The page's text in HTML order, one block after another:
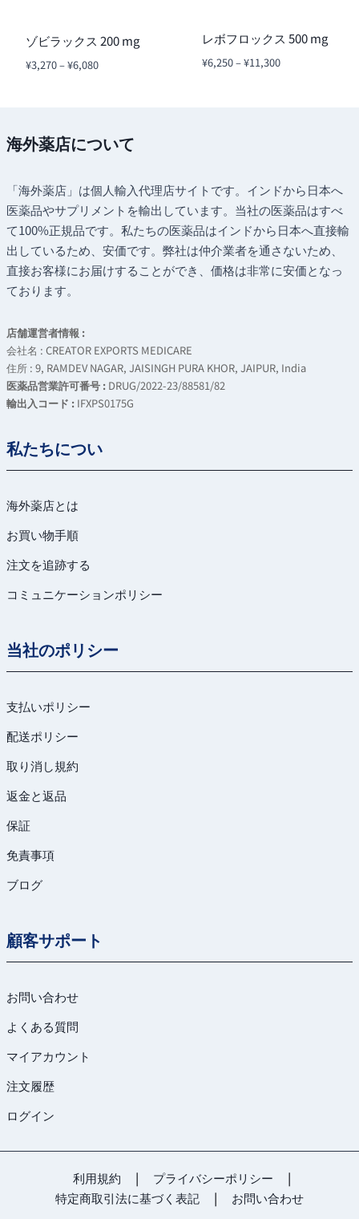
ゾビラックス 200 mg
¥3,270–¥6,080価
¥6,080
レボフロックス 500 mg
¥6,250–¥11,300価
海外薬店について
「海外薬店」は個人輸入代理店サイトです。インドから日本へ
医薬品やサプリメントを輸出しています。当社の医薬品はすべ
て100%正規品です。私たちの医薬品はインドから日本へ直接輸
出しているため、安価です。弊社は仲介業者を通さないため、
直接お客様にお届けすることができ、価格は非常に安価となっ
ております。
店舗運営者情報 :
会社名 : CREATOR EXPORTS MEDICARE
住所 : 9, RAMDEV NAGAR, JAISINGH PURA KHOR, JAIPUR, India
医薬品営業許可番号 : DRUG/2022-23/88581/82
輸出入コード : IFXPS0175G
私たちについ
海外薬店とは
お買い物手順
注文を追跡する
コミュニケーションポリシー
当社のポリシー
支払いポリシー
配送ポリシー
取り消し規約
返金と返品
保証
免責事項
ブログ
顧客サポート
お問い合わせ
よくある質問
マイアカウント
注文履歴
ログイン
利用規約 | プライバシーポリシー
|
特定商取引法に基づく表記
| お問い合わせ